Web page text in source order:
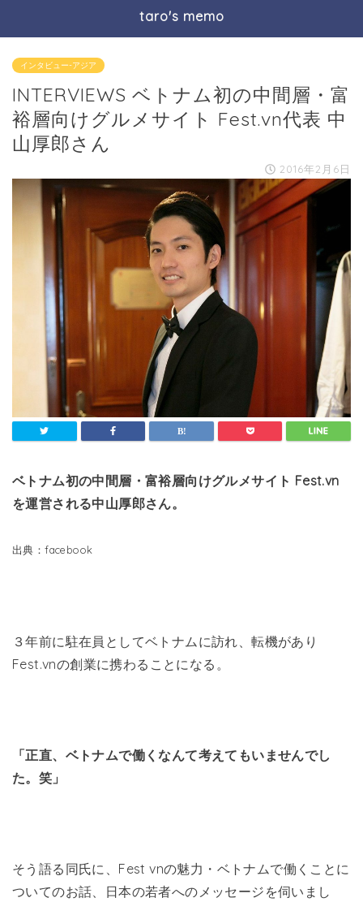
taro's memo
インタビュー-アジア
INTERVIEWS ベトナム初の中間層・富
裕層向けグルメサイト Fest.vn代表 中
山厚郎さん
2016年2月6日
ベトナム初の中間層・富裕層向けグルメサイト Fest.vn
を運営される中山厚郎さん。
出典：facebook
３年前に駐在員としてベトナムに訪れ、転機があり
Fest.vnの創業に携わることになる。
「正直、ベトナムで働くなんて考えてもいませんでし
た。笑」
そう語る同氏に、Fest vnの魅力・ベトナムで働くことに
ついてのお話、日本の若者へのメッセージを伺いまし